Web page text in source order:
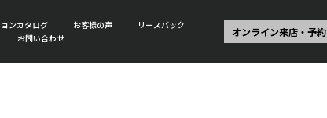
ンカタログ お客様の声
リースバック
お問い合わせ オンライン来店・予約